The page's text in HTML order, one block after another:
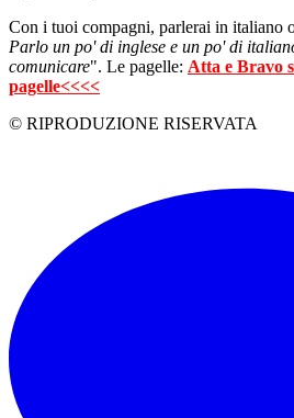
Con i tuoi compagni, parlerai in italiano
Parlo un po' di inglese e un po' di
comunicare". Le pagelle: Atta e Bravo
pagelle<<<<
© RIPRODUZIONE RISERVATA